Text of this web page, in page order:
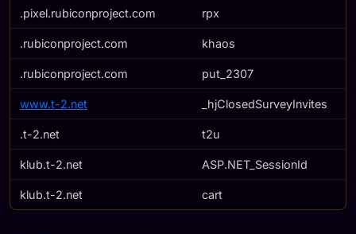
.pixel.rubiconproject.com rpx
.rubiconproject.com khaos
.rubiconproject.com put_2307
www.t-2.net _hjClosedSurveyInvites
.t-2.net t2u
klub.t-2.net ASP.NET_SessionId
klub.t-2.net cart